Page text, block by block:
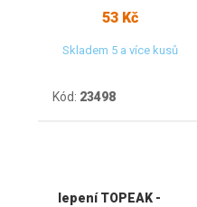
53 Kč
Skladem 5 a více kusů
Kód: 23498
lepení TOPEAK -